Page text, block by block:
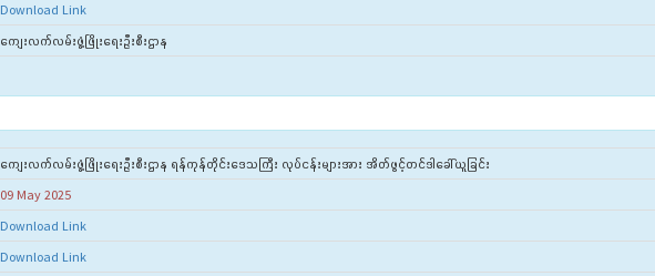
Download Link
ကျေးလက်လမ်းဖွံ့ဖြိုးရေးဦးစီးဌာန
ကျေးလက်လမ်းဖွံ့ဖြိုးရေးဦးစီးဌာန ရန်ကုန်တိုင်းဒေသကြီး လုပ်ငန်းများအား အိတ်ဖွင့်တင်ဒါခေါ်ယူခြင်း
09 May 2025
Download Link
Download Link